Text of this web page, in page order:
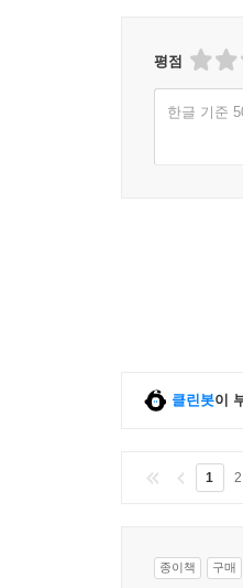
평점
한글 기준
클린봇이
1 2
종이책 구매